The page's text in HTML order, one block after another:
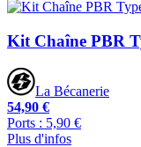
Kit Chaîne PBR
La Bécanerie
54,90 €
Ports : 5,90 €
Plus d'infos